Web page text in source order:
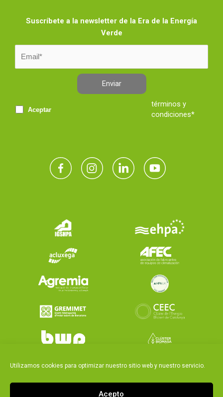
Utilizamos cookies para optimizar nuestro sitio web y nuestro servicio.
Acepto
Suscríbete a la newsletter de la Era de la Energía
Verde
Enviar
Aceptar
términos y
condiciones*